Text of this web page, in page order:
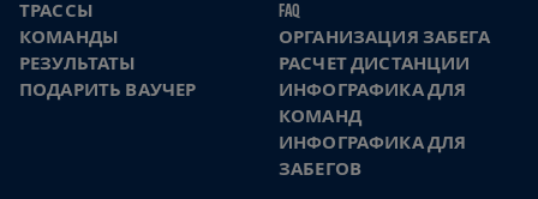
ТРАССЫ
КОМАНДЫ
РЕЗУЛЬТАТЫ
ПОДАРИТЬ ВАУЧЕР
FAQ
ОРГАНИЗАЦИЯ ЗАБЕГА
РАСЧЕТ ДИСТАНЦИИ
ИНФОГРАФИКА ДЛЯ
КОМАНД
ИНФОГРАФИКА ДЛЯ
ЗАБЕГОВ